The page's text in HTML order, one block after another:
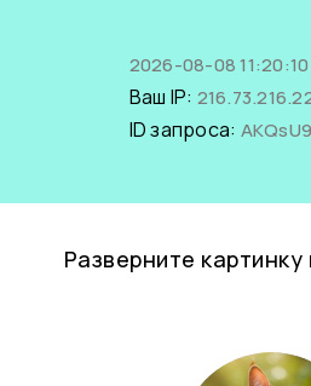
2026-08-08
Ваш IP:
ID запроса:
Разверните